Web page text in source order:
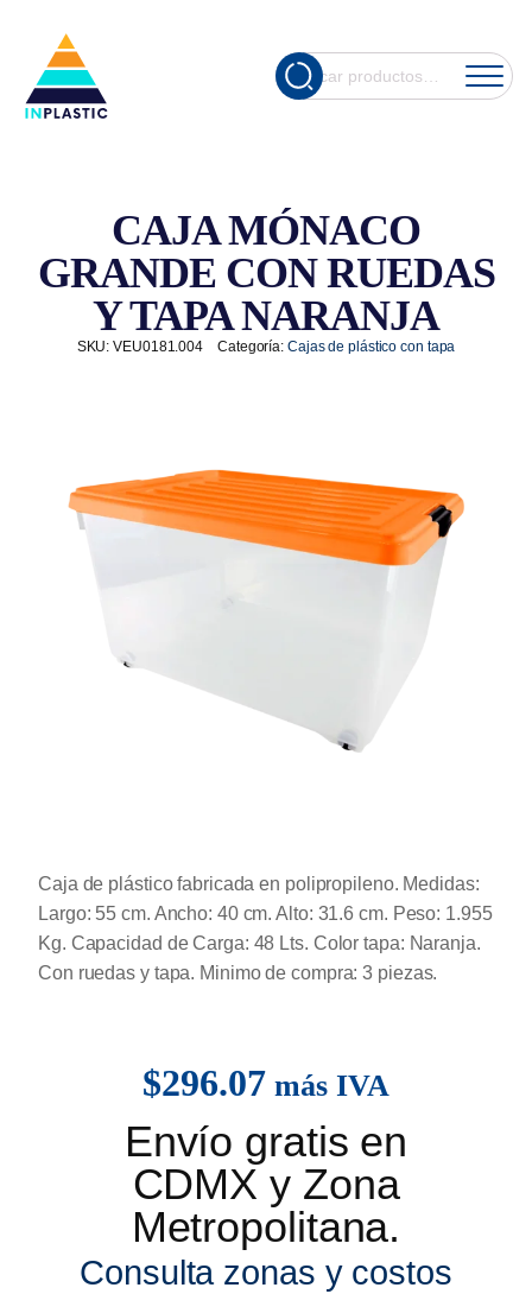
Buscar
por:
Cuando hay
CAJA MÓNACO
GRANDE CON RUEDAS
Y TAPA NARANJA
SKU:VEU0181.004 Categoría: Cajas de plástico con tapa
Caja de plástico fabricada en polipropileno. Medidas:
Largo: 55 cm. Ancho: 40 cm. Alto: 31.6 cm. Peso: 1.955
Kg. Capacidad de Carga: 48 Lts. Color tapa: Naranja.
Con ruedas y tapa. Minimo de compra: 3 piezas.
$296.07 más IVA
Envío gratis en
CDMX y Zona
Metropolitana.
Consulta zonas y costos